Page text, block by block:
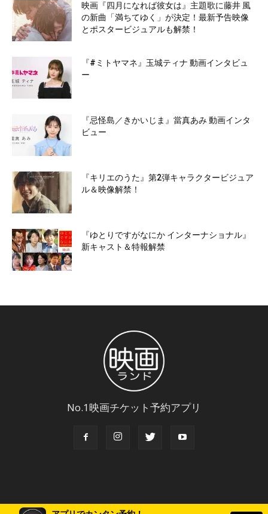
映画『四月になれば彼女は』主題歌に藤井 風
の新曲「満ちてゆく」が決定！最新予告映像
とポスタービジュアルも解禁！
『#ミトヤマネ』玉城ティナ 動画インタビュ
ー
『忌怪島／きかいじま』當真あみ 動画インタ
ビュー
『キリエのうた』第2弾キャラクタービジュア
ル＆映像解禁！
『ゆとりですがなにか インターナショナル』
新キャスト＆特報解禁
No.1映画チケット予約アプリ